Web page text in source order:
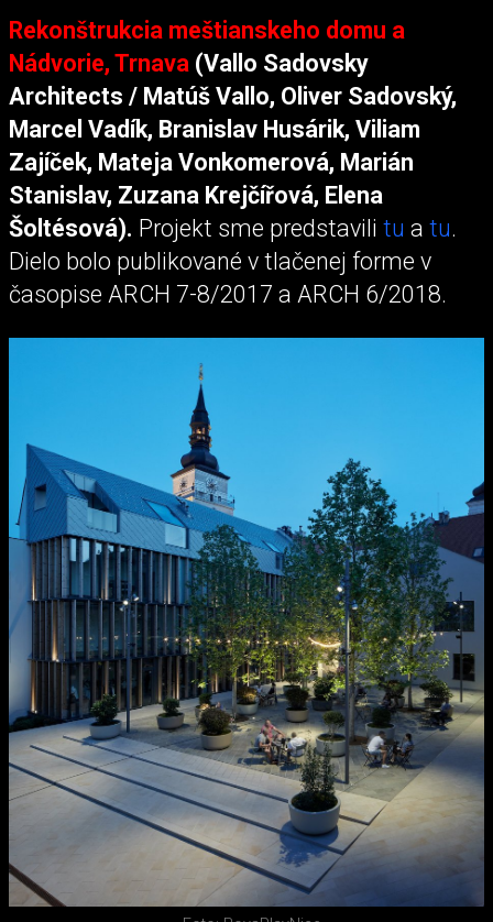
Rekonštrukcia meštianskeho domu a
Nádvorie, Trnava (Vallo Sadovsky
Architects / Matúš Vallo, Oliver Sadovský,
Marcel Vadík, Branislav Husárik, Viliam
Zajíček, Mateja Vonkomerová, Marián
Stanislav, Zuzana Krejčířová, Elena
Šoltésová). Projekt sme predstavili tu a tu.
Dielo bolo publikované v tlačenej forme v
časopise ARCH 7-8/2017 a ARCH 6/2018.